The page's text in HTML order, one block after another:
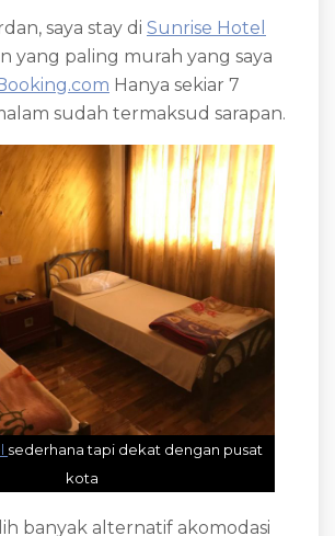
saya stay di Sunrise Hotel
yang paling murah yang saya
Hanya sekiar 7
sudah termaksud sarapan.
sederhana tapi dekat dengan pusat
kota
banyak alternatif akomodasi